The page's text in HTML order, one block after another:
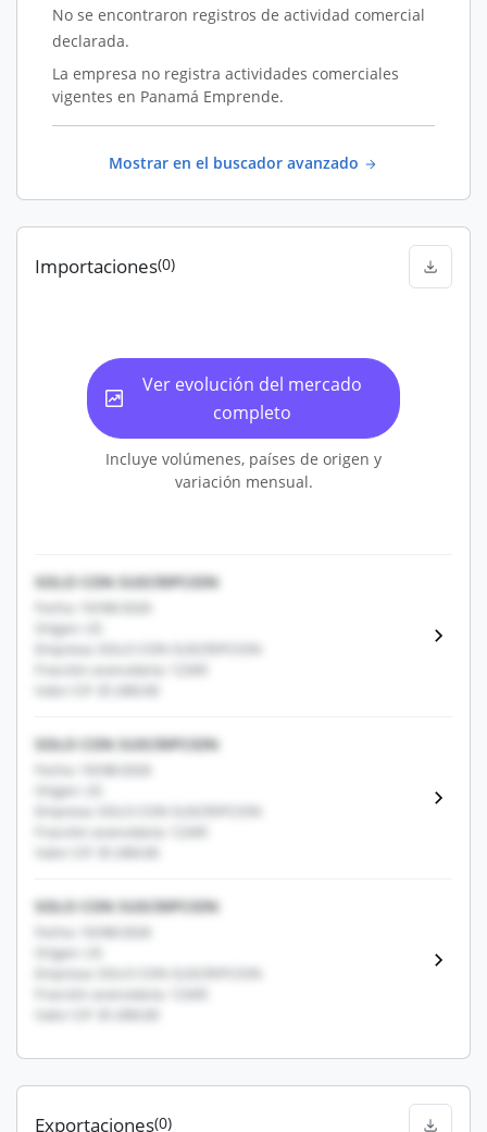
No se encontraron registros de actividad comercial
declarada.
La empresa no registra actividades comerciales
vigentes en Panamá Emprende.
Mostrar en el buscador avanzado
Importaciones(0)
Ver evolución del mercado
completo
Incluye volúmenes, países de origen y
variación mensual.
SOLO CON SUSCRIPCION
Fecha: 10/08/2026
Origen: US
Empresa: SOLO CON SUSCRIPCION
Fracción arancelaria: 12345
Valor CIF: $1,000.00
SOLO CON SUSCRIPCION
Fecha: 10/08/2026
Origen: US
Empresa: SOLO CON SUSCRIPCION
Fracción arancelaria: 12345
Valor CIF: $1,000.00
SOLO CON SUSCRIPCION
Fecha: 10/08/2026
Origen: US
Empresa: SOLO CON SUSCRIPCION
Fracción arancelaria: 12345
Valor CIF: $1,000.00
Exportaciones(0)